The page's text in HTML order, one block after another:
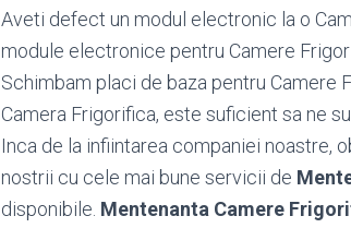
Aveti defect un modul electronic la o
module electronice pentru Camere
Schimbam placi de baza pentru Camere
Camera Frigorifica, este suficient sa ne
Inca de la infiintarea companiei noastre,
nostrii cu cele mai bune servicii de
disponibile. Mentenanta Camere